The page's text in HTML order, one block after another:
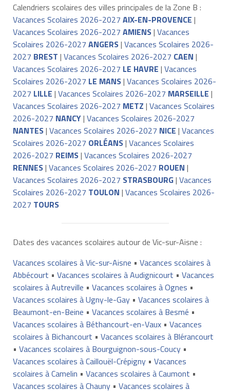
Calendriers scolaires des villes principales de la Zone B :
Vacances Scolaires 2026-2027 AIX-EN-PROVENCE |
Vacances Scolaires 2026-2027 AMIENS| Vacances
Scolaires 2026-2027 ANGERS| Vacances Scolaires 2026-
2027 BREST | Vacances Scolaires 2026-2027 CAEN |
Vacances Scolaires 2026-2027 LE HAVRE | Vacances
Scolaires 2026-2027 LE MANS| Vacances Scolaires 2026-
2027 LILLE | Vacances Scolaires 2026-2027 MARSEILLE |
Vacances Scolaires 2026-2027 METZ | Vacances Scolaires
2026-2027 NANCY| Vacances Scolaires 2026-2027
NANTES| Vacances Scolaires 2026-2027 NICE | Vacances
Scolaires 2026-2027 ORLÉANS| Vacances Scolaires
2026-2027 REIMS| Vacances Scolaires 2026-2027
RENNES| Vacances Scolaires 2026-2027 ROUEN |
Vacances Scolaires 2026-2027 STRASBOURG| Vacances
Scolaires 2026-2027 TOULON | Vacances Scolaires 2026-
2027 TOURS
Dates des vacances scolaires autour de Vic-sur-Aisne :
Vacances scolaires à Vic-sur-Aisne • Vacances scolaires à
Abbécourt • Vacances scolaires à Audignicourt • Vacances
scolaires à Autreville • Vacances scolaires à Ognes •
Vacances scolaires à Ugny-le-Gay• Vacances scolaires à
Beaumont-en-Beine • Vacances scolaires à Besmé •
Vacances scolaires à Béthancourt-en-Vaux• Vacances
scolaires à Bichancourt • Vacances scolaires à Blérancourt
• Vacances scolaires à Bourguignon-sous-Coucy•
Vacances scolaires à Caillouël-Crépigny• Vacances
scolaires à Camelin • Vacances scolaires à Caumont •
Vacances scolaires à Chauny• Vacances scolaires à